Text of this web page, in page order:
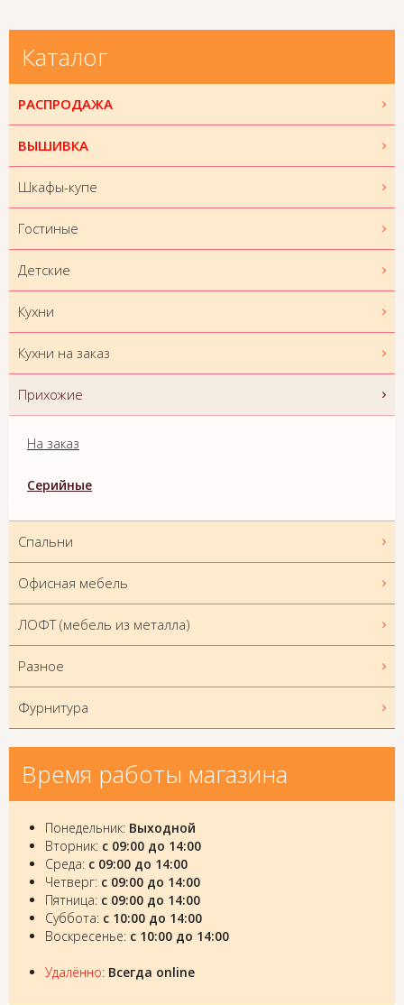
Каталог
РАСПРОДАЖА
ВЫШИВКА
Шкафы-купе
Гостиные
Детские
Кухни
Кухни на заказ
Прихожие
На заказ
Серийные
Спальни
Офисная мебель
ЛОФТ (мебель из металла)
Разное
Фурнитура
Время работы магазина
Понедельник: Выходной
Вторник: с 09:00 до 14:00
Среда: с 09:00 до 14:00
Четверг: с 09:00 до 14:00
Пятница: с 09:00 до 14:00
Суббота: с 10:00 до 14:00
Воскресенье: с 10:00 до 14:00
Удалённо: Всегда online